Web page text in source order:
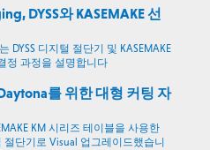
DYSS와 KASEMAKE 선
DYSS 디지털 절단기 및 KASEMAKE
정 과정을 설명합니다
를 위한 대형 커팅 자
KM 시리즈 테이블을 사용한
절단기로 Visual 업그레이드했습니